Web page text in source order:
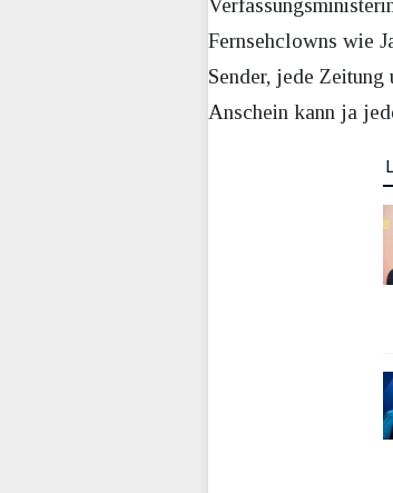
Fernsehclowns wie
Sender, jede
Anschein kann ja